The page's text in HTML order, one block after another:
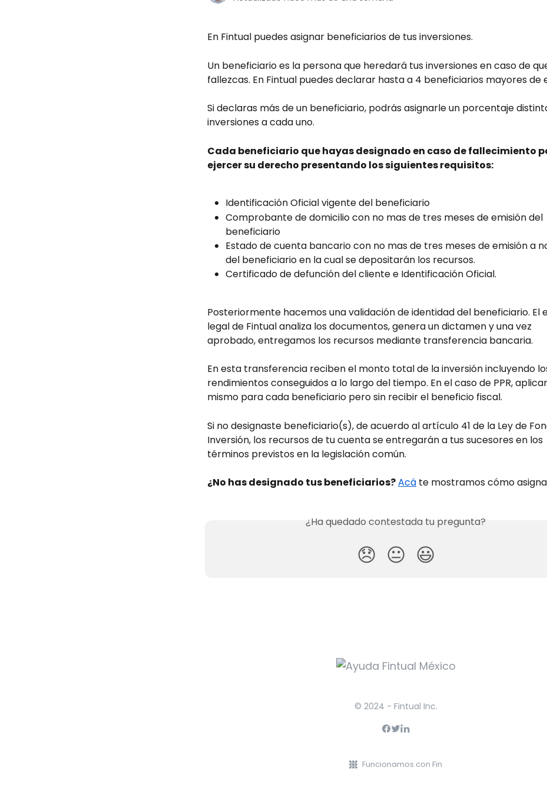
En Fintual puedes asignar beneficiarios de tus inversiones.
Un beneficiario es la persona que heredará tus inversiones en caso de
fallezcas. En Fintual puedes declarar hasta a 4 beneficiarios mayores de
Si declaras más de un beneficiario, podrás asignarle un porcentaje
inversiones a cada uno.
Cada beneficiario que hayas designado en caso de fallecimiento
ejercer su derecho presentando los siguientes requisitos:
Identificación Oficial vigente del beneficiario
Comprobante de domicilio con no mas de tres meses de emisión del
beneficiario
Estado de cuenta bancario con no mas de tres meses de emisión a
del beneficiario en la cual se depositarán los recursos.
Certificado de defunción del cliente e Identificación Oficial.
Posteriormente hacemos una validación de identidad del beneficiario. El
legal de Fintual analiza los documentos, genera un dictamen y una vez
aprobado, entregamos los recursos mediante transferencia bancaria.
En esta transferencia reciben el monto total de la inversión incluyendo
rendimientos conseguidos a lo largo del tiempo. En el caso de PPR,
mismo para cada beneficiario pero sin recibir el beneficio fiscal.
Si no designaste beneficiario(s), de acuerdo al artículo 41 de la Ley de
Inversión, los recursos de tu cuenta se entregarán a tus sucesores en los
términos previstos en la legislación común.
¿No has designado tus beneficiarios?Acá te mostramos cómo
¿Ha quedado contestada tu pregunta?
😞 😐 😃
© 2024 - Fintual Inc.
Funcionamos con Fin